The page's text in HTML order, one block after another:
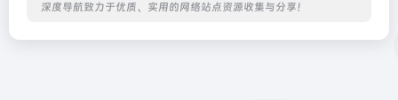
深度导航致力于优质、实用的网络站点资源收集与分享！